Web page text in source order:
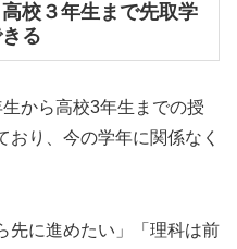
校３年生まで先取学
る
から高校3年生までの授
り、今の学年に関係なく
先に進めたい」「理科は前